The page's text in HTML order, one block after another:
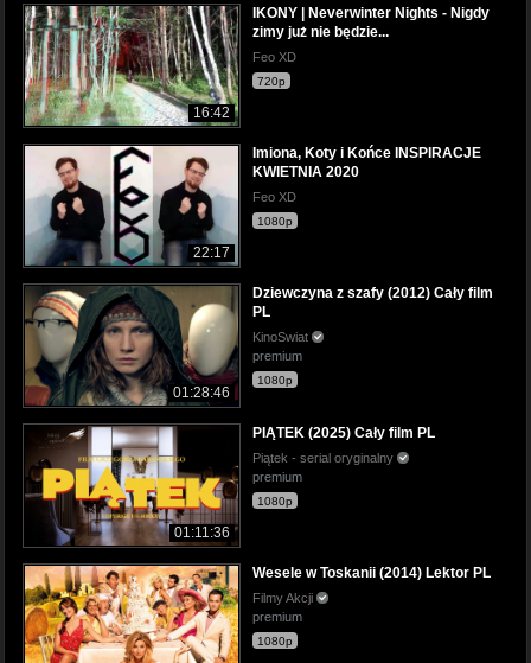
16:42
IKONY | Neverwinter Nights - Nigdy
zimy już nie będzie...
Feo XD
720p
22:17
Imiona, Koty i Końce INSPIRACJE
KWIETNIA 2020
Feo XD
1080p
01:28:46
Dziewczyna z szafy (2012) Cały film
PL
KinoSwiat
premium
1080p
01:11:36
PIĄTEK (2025) Cały film PL
Piątek - serial oryginalny
premium
1080p
Wesele w Toskanii (2014) Lektor PL
Filmy Akcji
premium
1080p